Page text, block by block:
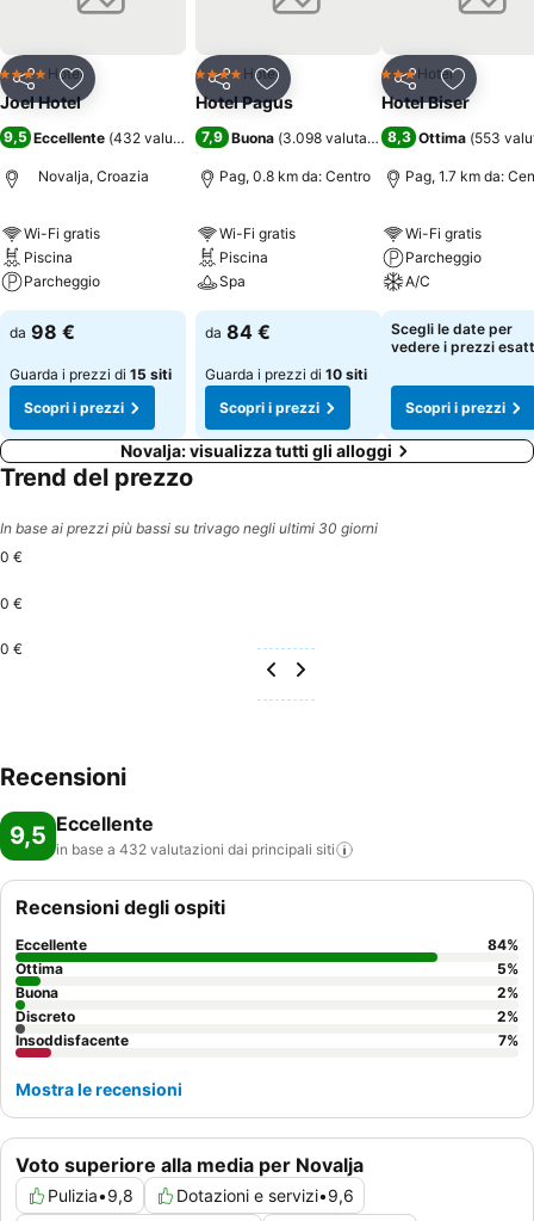
CondividiAggiungi ai preferiti
4 StelleHotel
Joel Hotel
9,5 Eccellente (432 valutazioni)
Novalja, Croazia
Wi-Fi gratis
Piscina
Parcheggio
da 98 €
Guarda i prezzi di 15 siti
Scopri i prezzi
CondividiAggiungi ai preferiti
4 StelleHotel
Hotel Pagus
7,9 Buona (3.098 valutazioni)
Pag, 0.8 km da: Centro
Wi-Fi gratis
Piscina
Spa
da 84 €
Guarda i prezzi di 10 siti
Scopri i prezzi
Condividi
3 StelleHotel
Hotel Biser
8,3 Ottima (553
Pag, 1.7 km da:
Wi-Fi gratis
Parcheggio
A/C
Scegli le date per
vedere i prezzi
Scopri i prezzi
Novalja: visualizza tutti gli alloggi
Trend del prezzo
In base ai prezzi più bassi su trivago negli ultimi 30 giorni
0 €
0 €
0 €
Recensioni
9,5 Eccellente
in base a 432 valutazioni dai principali siti
Voto superiore alla media per Novalja
Pulizia•9,8 Dotazioni e servizi•9,6
Recensioni degli ospiti
Eccellente 84%
Ottima
5%
Buona
2%
Discreto
2%
Insoddisfacente
7%
Mostra le recensioni